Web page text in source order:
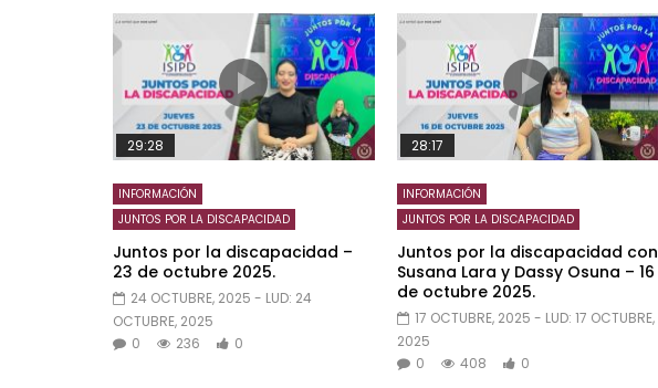
29:28
INFORMACIÓN
JUNTOS POR LA DISCAPACIDAD
Juntos por la discapacidad –
23 de octubre 2025.
24 OCTUBRE, 2025 - LUD: 24
OCTUBRE, 2025
0
236 0
28:17
INFORMACIÓN
JUNTOS POR LA DISCAPACIDAD
Juntos por la discapacidad con
Susana Lara y Dassy Osuna – 16
de octubre 2025.
17 OCTUBRE, 2025 - LUD: 17 OCTUBRE,
2025
0
408 0